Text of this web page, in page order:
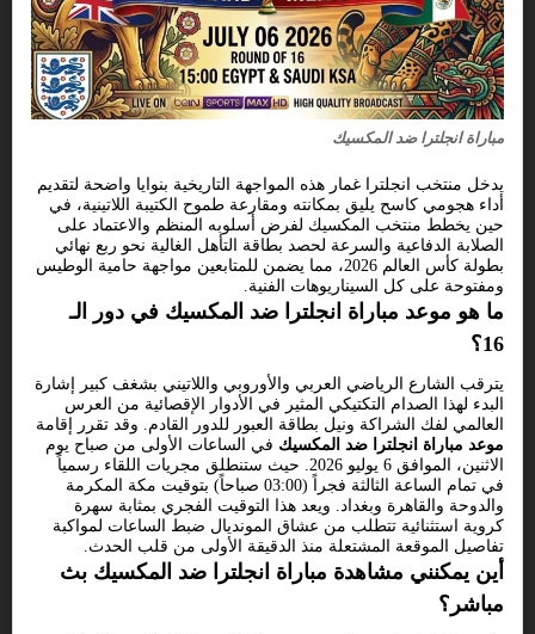
مباراة انجلترا ضد المكسيك
يدخل منتخب انجلترا غمار هذه المواجهة التاريخية بنوايا واضحة لتقديم
أداء هجومي كاسح يليق بمكانته ومقارعة طموح الكتيبة اللاتينية، في
حين يخطط منتخب المكسيك لفرض أسلوبه المنظم والاعتماد على
الصلابة الدفاعية والسرعة لحصد بطاقة التأهل الغالية نحو ربع نهائي
بطولة كأس العالم 2026، مما يضمن للمتابعين مواجهة حامية الوطيس
ومفتوحة على كل السيناريوهات الفنية.
ما هو موعد مباراة انجلترا ضد المكسيك في دور الـ
16؟
يترقب الشارع الرياضي العربي والأوروبي واللاتيني بشغف كبير إشارة
البدء لهذا الصدام التكتيكي المثير في الأدوار الإقصائية من العرس
العالمي لفك الشراكة ونيل بطاقة العبور للدور القادم. وقد تقرر إقامة
موعد مباراة انجلترا ضد المكسيك في الساعات الأولى من صباح يوم
الاثنين، الموافق 6 يوليو 2026. حيث ستنطلق مجريات اللقاء رسمياً
في تمام الساعة الثالثة فجراً (03:00 صباحاً) بتوقيت مكة المكرمة
والدوحة والقاهرة وبغداد. ويعد هذا التوقيت الفجري بمثابة سهرة
كروية استثنائية تتطلب من عشاق المونديال ضبط الساعات لمواكبة
تفاصيل الموقعة المشتعلة منذ الدقيقة الأولى من قلب الحدث.
أين يمكنني مشاهدة مباراة انجلترا ضد المكسيك بث
مباشر؟